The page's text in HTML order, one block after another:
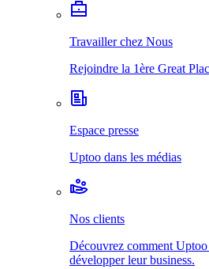
Travailler chez Nous
Rejoindre la 1ère Great
Espace presse
Uptoo dans les médias
Nos clients
Découvrez comment Uptoo
développer leur business.